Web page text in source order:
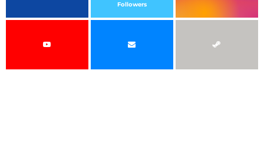
Followers